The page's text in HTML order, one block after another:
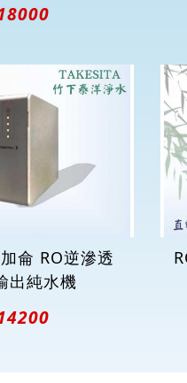
侖 RO逆滲透
出純水機